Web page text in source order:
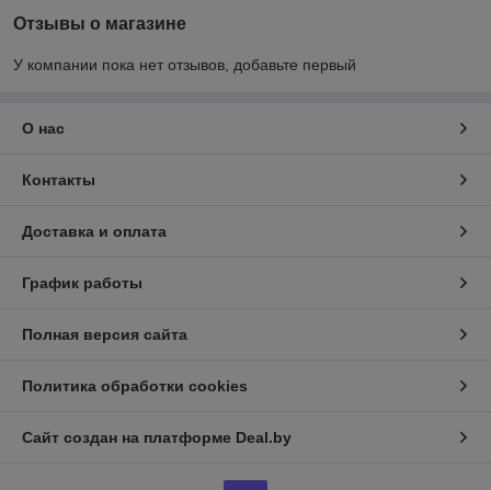
Отзывы о магазине
У компании пока нет отзывов, добавьте первый
О нас
Контакты
Доставка и оплата
График работы
Полная версия сайта
Политика обработки cookies
Сайт создан на платформе Deal.by